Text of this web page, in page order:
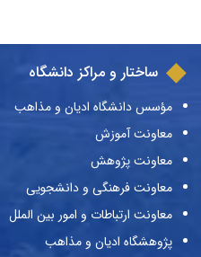
ساختار و مراکز دانشگاه
مؤسس دانشگاه ادیان و مذاهب
معاونت آموزش
معاونت پژوهش
معاونت فرهنگی و دانشجویی
معاونت ارتباطات و امور بین الملل
پژوهشگاه ادیان و مذاهب